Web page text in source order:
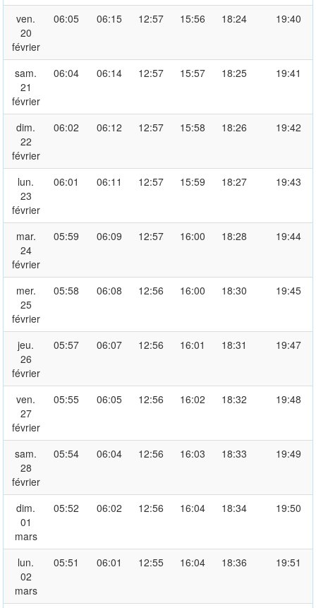
ven.
20
février
06:05 06:15 12:57 15:56 18:24 19:40
sam.
21
février
06:04 06:14 12:57 15:57 18:25 19:41
dim.
22
février
06:02 06:12 12:57 15:58 18:26 19:42
lun.
23
février
06:01 06:11 12:57 15:59 18:27 19:43
mar.
24
février
05:59 06:09 12:57 16:00 18:28 19:44
mer.
25
février
05:58 06:08 12:56 16:00 18:30 19:45
jeu.
26
février
05:57 06:07 12:56 16:01 18:31 19:47
ven.
27
février
05:55 06:05 12:56 16:02 18:32 19:48
sam.
28
février
05:54 06:04 12:56 16:03 18:33 19:49
dim.
01
mars
05:52 06:02 12:56 16:04 18:34 19:50
lun.
02
mars
05:51 06:01 12:55 16:04 18:36 19:51